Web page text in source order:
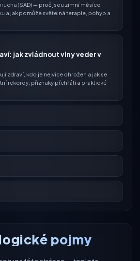
(SAD) — proč jsou zimní měsíce
a jak pomůže světelná terapie, pohyb a
jak zvládnout vlny veder v
zdraví, kdo je nejvíce ohrožen a jak se
rekordy, příznaky přehřátí a praktické
pojmy